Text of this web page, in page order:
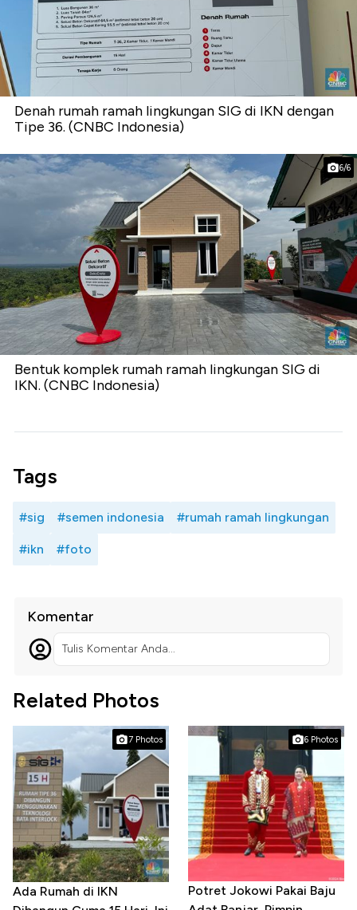
Denah rumah ramah lingkungan SIG di IKN dengan
Tipe 36. (CNBC Indonesia)
6/6
Bentuk komplek rumah ramah lingkungan SIG di
IKN. (CNBC Indonesia)
Tags
#sig #semen indonesia #rumah ramah lingkungan
#ikn #foto
Komentar
Tulis Komentar Anda...
Related Photos
7 Photos
Ada Rumah di IKN
6 Photos
Potret Jokowi Pakai Baju